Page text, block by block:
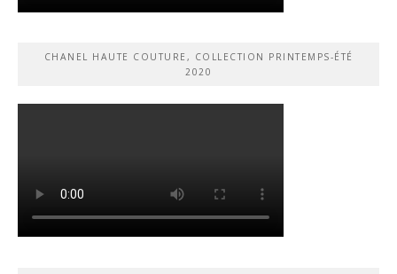
CHANEL HAUTE COUTURE, COLLECTION PRINTEMPS-ÉTÉ
2020